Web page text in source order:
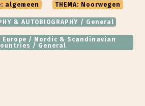
algemeen THEMA: Noorwegen
& AUTOBIOGRAPHY / General
/ Europe / Nordic & Scandinavian
/ General